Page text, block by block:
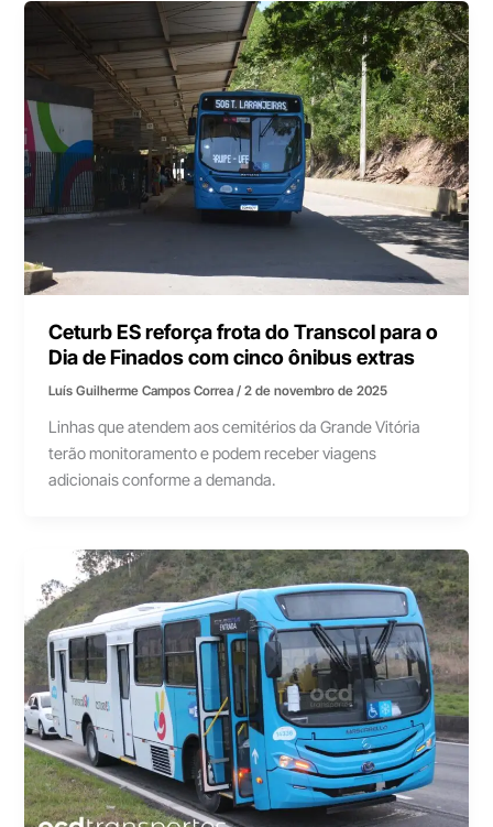
Ceturb ES reforça frota do Transcol para o
Dia de Finados com cinco ônibus extras
Luís Guilherme Campos Correa/2 de novembro de 2025
Linhas que atendem aos cemitérios da Grande Vitória
terão monitoramento e podem receber viagens
adicionais conforme a demanda.